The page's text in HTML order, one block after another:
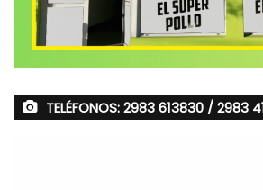
TELÉFONOS: 2983 613830 / 2983